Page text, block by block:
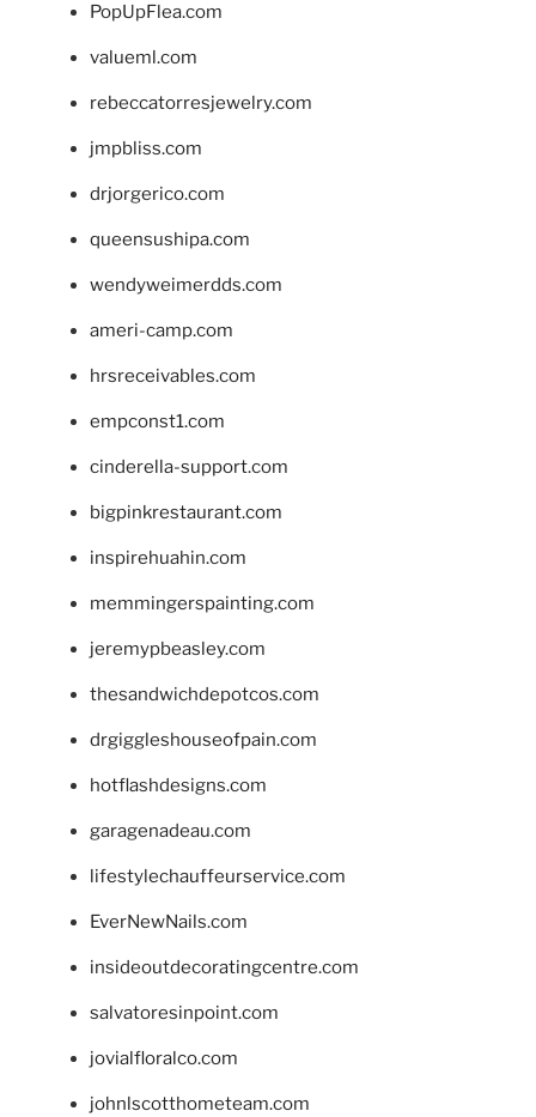
PopUpFlea.com
valueml.com
rebeccatorresjewelry.com
jmpbliss.com
drjorgerico.com
queensushipa.com
wendyweimerdds.com
ameri-camp.com
hrsreceivables.com
empconst1.com
cinderella-support.com
bigpinkrestaurant.com
inspirehuahin.com
memmingerspainting.com
jeremypbeasley.com
thesandwichdepotcos.com
drgiggleshouseofpain.com
hotflashdesigns.com
garagenadeau.com
lifestylechauffeurservice.com
EverNewNails.com
insideoutdecoratingcentre.com
salvatoresinpoint.com
jovialfloralco.com
johnlscotthometeam.com